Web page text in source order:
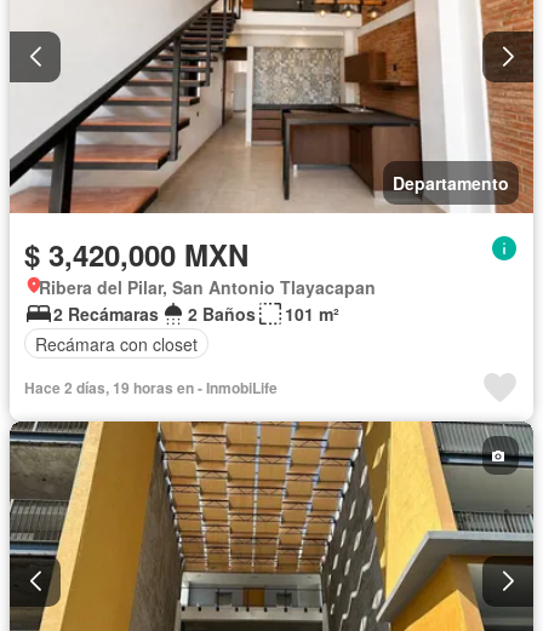
Departamento
$ 3,420,000 MXN
Ribera del Pilar, San Antonio Tlayacapan
2 Recámaras
2 Baños
101 m²
Recámara con closet
Hace 2 días, 19 horas en - InmobiLife